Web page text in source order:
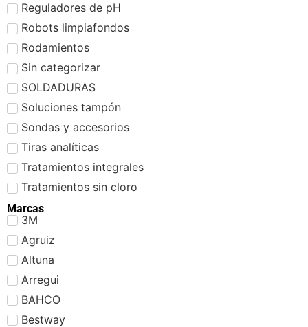
Reguladores de pH
Robots limpiafondos
Rodamientos
Sin categorizar
SOLDADURAS
Soluciones tampón
Sondas y accesorios
Tiras analíticas
Tratamientos integrales
Tratamientos sin cloro
Marcas
3M
Agruiz
Altuna
Arregui
BAHCO
Bestway